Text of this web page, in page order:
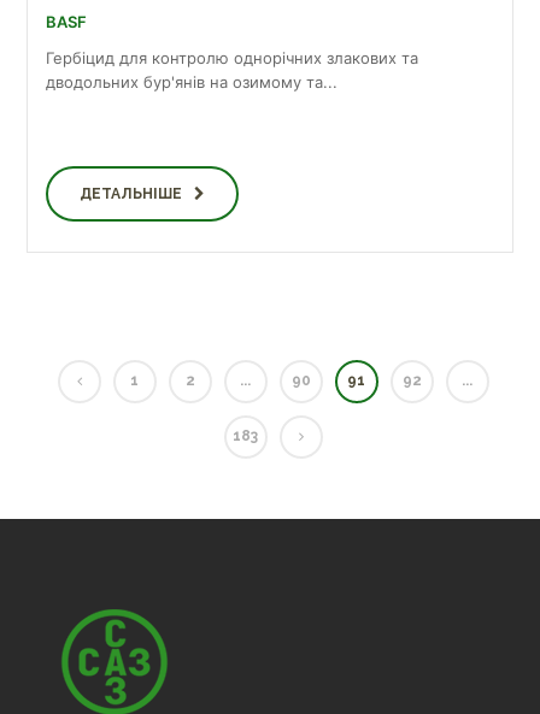
BASF
Гербіцид для контролю однорічних злакових та
дводольних бур'янів на озимому та...
ДЕТАЛЬНІШЕ
1 2 ... 90 91 92 ...
183